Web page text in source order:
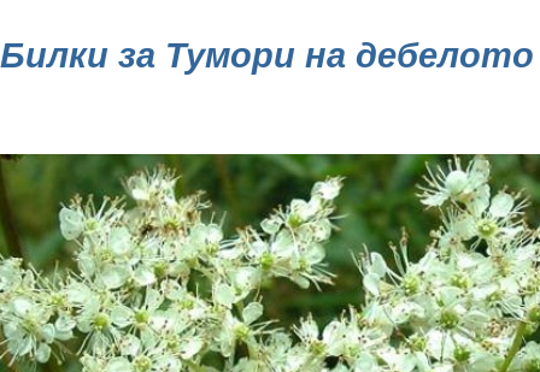
Билки за Тумори на дебелото